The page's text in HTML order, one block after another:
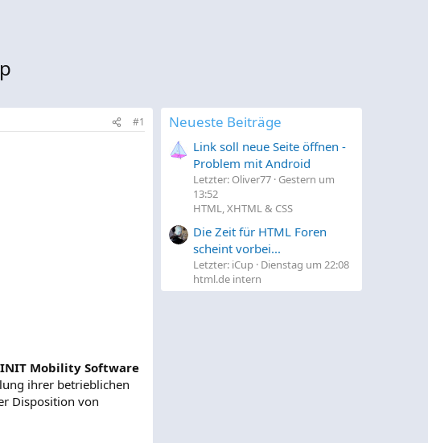
#1
Mobility Software
ihrer betrieblichen
Disposition von
Neueste Beiträge
Link soll neue Seite öffnen -
Problem mit Android
Letzter: Oliver77 Gestern um
13:52
HTML, XHTML & CSS
Die Zeit für HTML Foren
scheint vorbei...
Letzter: iCup Dienstag um 22:08
html.de intern